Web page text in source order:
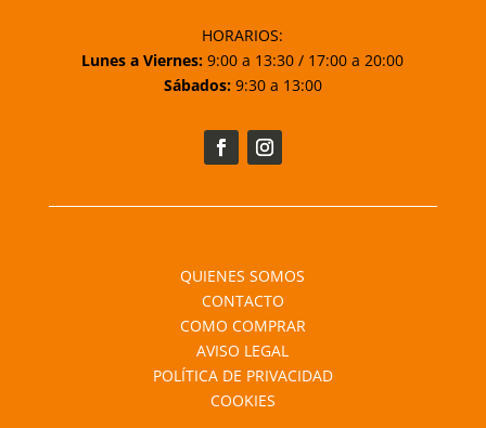
HORARIOS:
Lunes a Viernes: 9:00 a 13:30 / 17:00 a 20:00
Sábados:9:30 a 13:00
QUIENES SOMOS
CONTACTO
COMO COMPRAR
AVISO LEGAL
POLÍTICA DE PRIVACIDAD
COOKIES